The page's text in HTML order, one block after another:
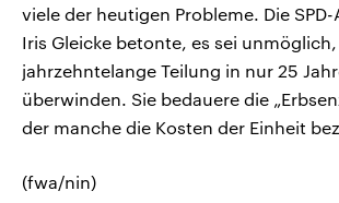
viele der heutigen Probleme. Die
Iris Gleicke betonte, es sei
jahrzehntelange Teilung in nur 25
überwinden. Sie bedauere die
der manche die Kosten der Einheit
(fwa/nin)